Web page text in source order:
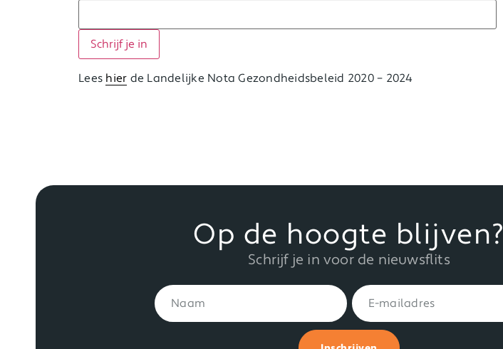
Lees hier de Landelijke Nota Gezondheidsbeleid 2020 – 2024
Op de hoogte blijven?
Schrijf je in voor de nieuwsflits